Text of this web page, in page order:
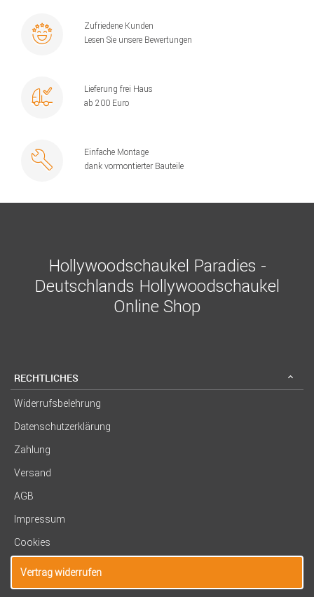
Zufriedene Kunden
Lesen Sie unsere Bewertungen
Lieferung frei Haus
ab 200 Euro
Einfache Montage
dank vormontierter Bauteile
Hollywoodschaukel Paradies -
Deutschlands Hollywoodschaukel
Online Shop
RECHTLICHES
Widerrufsbelehrung
Datenschutzerklärung
Zahlung
Versand
AGB
Impressum
Cookies
Vertrag widerrufen